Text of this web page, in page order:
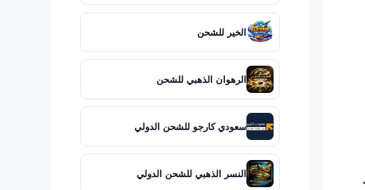
الخير للشحن
الرهوان الذهبي للشحن
سعودي كارجو للشحن الدولي
النسر الذهبي للشحن الدولي